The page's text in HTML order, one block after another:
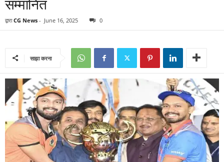
सम्मानित
द्वारा CG News - June 16, 2025 0
साझा करना